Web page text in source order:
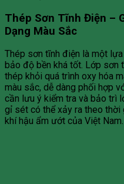
Thép Sơn Tĩnh Điện –
Dạng Màu Sắc
Thép sơn tĩnh điện là một
bảo độ bền khá tốt. Lớp sơn
thép khỏi quá trình oxy hóa
màu sắc, dễ dàng phối hợp
cần lưu ý kiểm tra và bảo trì
gỉ sét có thể xảy ra theo thời
khí hậu ẩm ướt của Việt Nam.